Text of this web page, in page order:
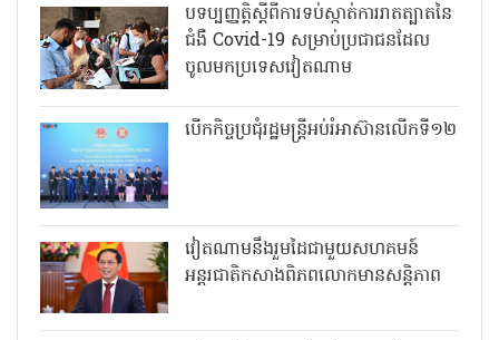
បទប្បញ្ញត្តិស្តីពីការទប់ស្កាត់ការរាតត្បាតនៃ
ជំងឺ Covid-19 សម្រាប់ប្រជាជនដែល
ចូលមកប្រទេសវៀតណាម
បើកកិច្ចប្រជុំរដ្ឋមន្ត្រីអប់រំអាស៊ានលើកទី១២
វៀតណាមនឹងរួមដៃជាមួយសហគមន៍
អន្តរជាតិកសាងពិភពលោកមានសន្តិភាព